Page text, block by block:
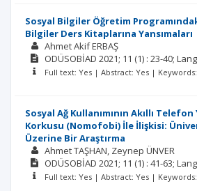
Sosyal Bilgiler Öğretim
Bilgiler Ders Kitaplarına Yansımaları
Ahmet Akif ERBAŞ
ODÜSOBİAD 2021; 11 (1) : 23-40;
Full text: Yes | Abstract: Yes |
Sosyal Ağ Kullanımının Akıllı
Korkusu (Nomofobi) İle İlişkisi:
Üzerine Bir Araştırma
Ahmet TAŞHAN Zeynep ÜNVER
ODÜSOBİAD 2021; 11 (1) : 41-63;
Full text: Yes | Abstract: Yes |